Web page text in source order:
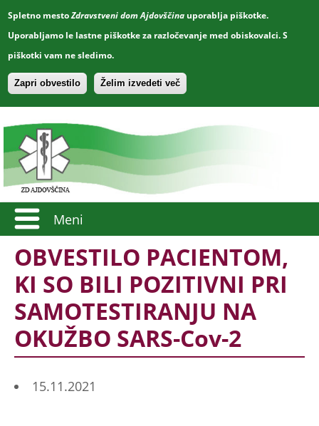
Spletno mestoZdravstveni dom Ajdovščina uporablja piškotke.
Uporabljamo le lastne piškotke za razločevanje med obiskovalci. S
piškotki vam ne sledimo.
Zapri obvestilo Želim izvedeti več
Meni
OBVESTILO PACIENTOM,
KI SO BILI POZITIVNI PRI
SAMOTESTIRANJU NA
OKUŽBO SARS-Cov-2
15.11.2021